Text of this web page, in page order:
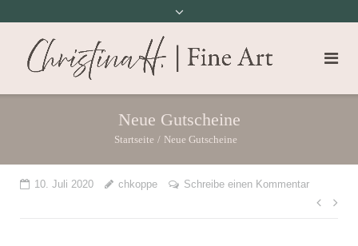
Neue Gutscheine
Startseite / Neue Gutscheine
10. Juli 2020 chkoppe Schreibe einen Kommentar